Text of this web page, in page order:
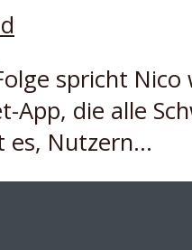
spricht
App, die alle
es, Nutzern...